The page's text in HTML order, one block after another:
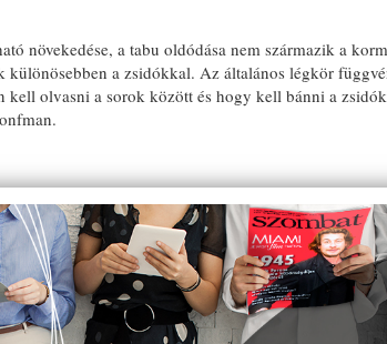
növekedése, a tabu oldódása nem származik a
különösebben a zsidókkal. Az általános légkör
kell olvasni a sorok között és hogy kell bánni a